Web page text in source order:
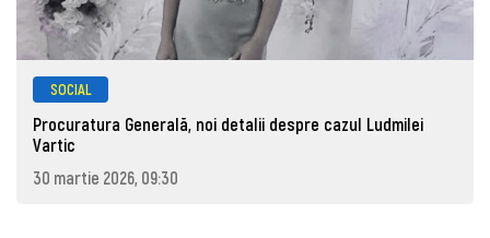
SOCIAL
Procuratura Generală, noi detalii despre cazul Ludmilei
Vartic
30 martie 2026, 09:30